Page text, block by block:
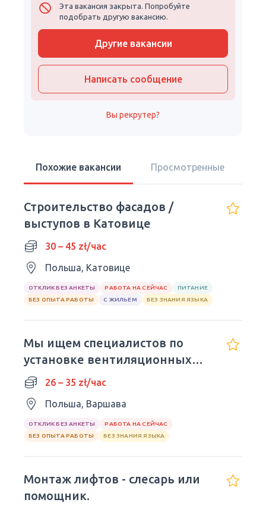
Эта вакансия закрыта. Попробуйте
подобрать другую вакансию.
Другие вакансии
Написать сообщение
Вы рекрутер?
Похожие вакансии Просмотренные
Строительство фасадов /
выступов в Катовице
30 – 45 zł/час
Польша, Катовице
ОТКЛИК БЕЗ АНКЕТЫ РАБОТА НА СЕЙЧАС
ПИТАНИЕ
БЕЗ ОПЫТА РАБОТЫ
С ЖИЛЬЕМ БЕЗ ЗНАНИЯ ЯЗЫКА
Мы ищем специалистов по
установке вентиляционных
систем26 – 35 zł/час
Польша, Варшава
ОТКЛИК БЕЗ АНКЕТЫ
РАБОТА НА СЕЙЧАС
БЕЗ ОПЫТА РАБОТЫ
БЕЗ ЗНАНИЯ ЯЗЫКА
Монтаж лифтов - слесарь или
помощник.